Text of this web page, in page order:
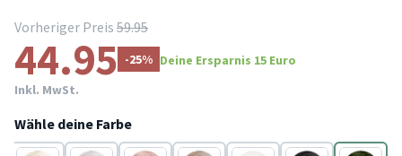
Vorheriger Preis 59.95
44.95 -25% Deine Ersparnis 15 Euro
Inkl. MwSt.
Wähle deine Farbe